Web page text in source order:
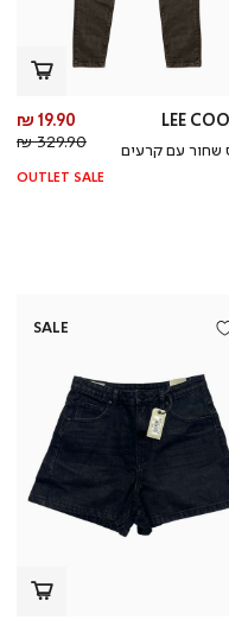
LEE
שחור עם קרעים
19.90 ₪
329.90 ₪
OUTLET SALE
SALE